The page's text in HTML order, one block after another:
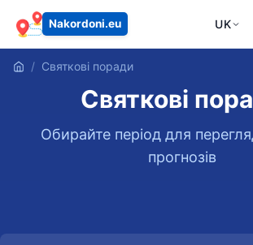
Nakordoni.eu UK
Святкові поради
Святкові
Обирайте період для
прогнозів